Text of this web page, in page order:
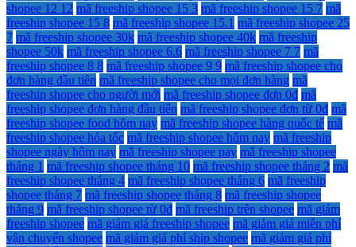
shopee 12 12 mã freeship shopee 15 3 mã freeship shopee 15 7 mã
freeship shopee 15 8 mã freeship shopee 15.1 mã freeship shopee 25
7 mã freeship shopee 30k mã freeship shopee 40k mã freeship
shopee 50k mã freeship shopee 6.6 mã freeship shopee 7 7 mã
freeship shopee 8 8 mã freeship shopee 9 9 mã freeship shopee cho
đơn hàng đầu tiên mã freeship shopee cho mọi đơn hàng mã
freeship shopee cho người mới mã freeship shopee đơn 0đ mã
freeship shopee đơn hàng đầu tiên mã freeship shopee đơn từ 0đ mã
freeship shopee food hôm nay mã freeship shopee hàng quốc tế mã
freeship shopee hỏa tốc mã freeship shopee hôm nay mã freeship
shopee ngày hôm nay mã freeship shopee pay mã freeship shopee
tháng 1 mã freeship shopee tháng 10 mã freeship shopee tháng 2 mã
freeship shopee tháng 4 mã freeship shopee tháng 6 mã freeship
shopee tháng 7 mã freeship shopee tháng 8 mã freeship shopee
tháng 9 mã freeship shopee từ 0đ mã freeship trên shopee mã giảm
freeship shopee mã giảm giá freeship shopee mã giảm giá miễn phí
vận chuyển shopee mã giảm giá phí ship shopee mã giảm giá phí